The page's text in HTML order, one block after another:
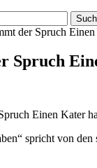
der Spruch Einen
Spruch
spricht von